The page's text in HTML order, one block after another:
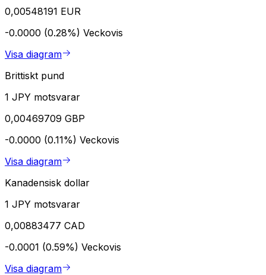
0,00548191 EUR
-0.0000 (0.28%) Veckovis
Visa diagram
Brittiskt pund
1 JPY motsvarar
0,00469709 GBP
-0.0000 (0.11%) Veckovis
Visa diagram
Kanadensisk dollar
1 JPY motsvarar
0,00883477 CAD
-0.0001 (0.59%) Veckovis
Visa diagram